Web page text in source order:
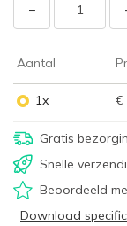
−
Aantal
1x €
Gratis
Snelle
Beoordeeld
Download